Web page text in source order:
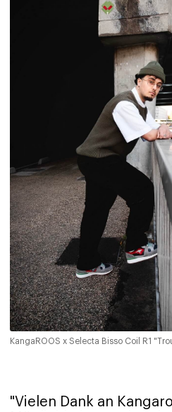
KangaROOS x Selecta Bisso Coil R1
"Vielen Dank an